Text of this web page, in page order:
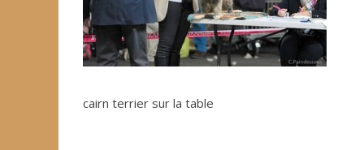
cairn terrier sur la table